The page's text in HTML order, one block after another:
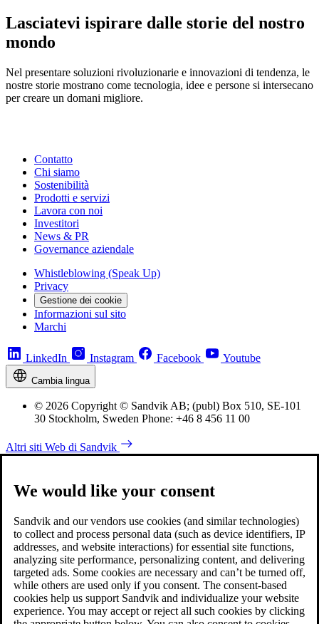
Lasciatevi ispirare dalle storie del nostro
mondo
Nel presentare soluzioni rivoluzionarie e innovazioni di tendenza, le
nostre storie mostrano come tecnologia, idee e persone si intersecano
per creare un domani migliore.
Contatto
Chi siamo
Sostenibilità
Prodotti e servizi
Lavora con noi
Investitori
News & PR
Governance aziendale
Whistleblowing (Speak Up)
Privacy
Gestione dei cookie
Informazioni sul sito
Marchi
LinkedIn Instagram Facebook Youtube
Cambia lingua
© 2026 Copyright © Sandvik AB; (publ) Box 510, SE-101
30 Stockholm, Sweden Phone: +46 8 456 11 00
Altri siti Web di Sandvik
We would like your consent
Sandvik and our vendors use cookies (and similar technologies)
to collect and process personal data (such as device identifiers, IP
addresses, and website interactions) for essential site functions,
analyzing site performance, personalizing content, and delivering
targeted ads. Some cookies are necessary and can’t be turned off,
while others are used only if you consent. The consent-based
cookies help us support Sandvik and individualize your website
experience. You may accept or reject all such cookies by clicking